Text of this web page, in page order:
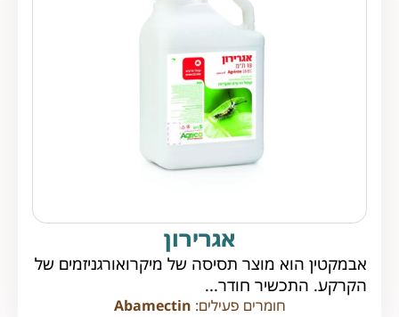
אגרירון
אבמקטין הוא מוצר תסיסה של מיקרואורגניזמים של
הקרקע. התכשיר חודר...
חומרים פעילים: Abamectin